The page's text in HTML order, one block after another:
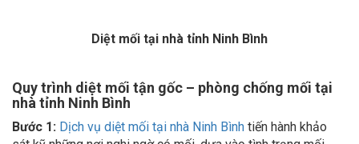
Diệt mối tại nhà tỉnh Ninh Bình
Quy trình diệt mối tận gốc – phòng chống mối tại
nhà tỉnh Ninh Bình
Bước 1: Dịch vụ diệt mối tại nhà Ninh Bình
tiến hành khảo
sát kỹ những nơi nghi ngờ có mối, dựa vào tình trạng mối